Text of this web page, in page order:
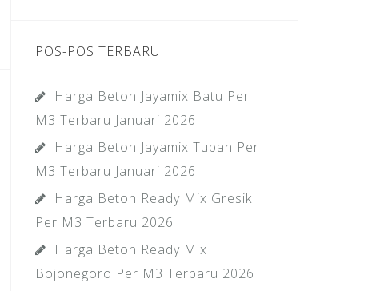
POS-POS TERBARU
Harga Beton Jayamix Batu Per
M3 Terbaru Januari 2026
Harga Beton Jayamix Tuban Per
M3 Terbaru Januari 2026
Harga Beton Ready Mix Gresik
Per M3 Terbaru 2026
Harga Beton Ready Mix
Bojonegoro Per M3 Terbaru 2026